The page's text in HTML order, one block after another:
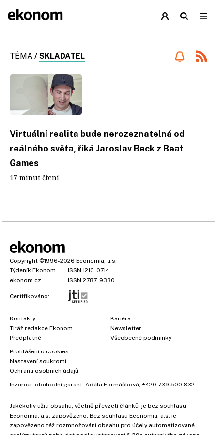
TÉMA / SKLADATEL
Virtuální realita bude nerozeznatelná od
reálného světa, říká Jaroslav Beck z Beat
Games
17 minut čtení
Copyright ©1996-2026 Economia, a.s.
Týdeník Ekonom
ISSN 1210-0714
ekonom.cz
ISSN 2787-9380
Certifikováno:
Kontakty
Tiráž redakce Ekonom
Předplatné
Kariéra
Newsletter
Všeobecné podmínky
Prohlášení o cookies
Nastavení soukromí
Ochrana osobních údajů
Inzerce , obchodní garant: Adéla Formáčková +420 739 500 832
Jakékoliv užití obsahu, včetně převzetí článků, je bez souhlasu
Economia, a.s. zapovězeno. Bez souhlasu Economia, a.s. je
zapovězeno též rozmnožování obsahu pro účely automatizované